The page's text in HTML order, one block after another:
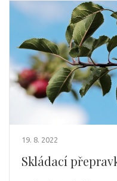
19. 8. 2022
Skládací